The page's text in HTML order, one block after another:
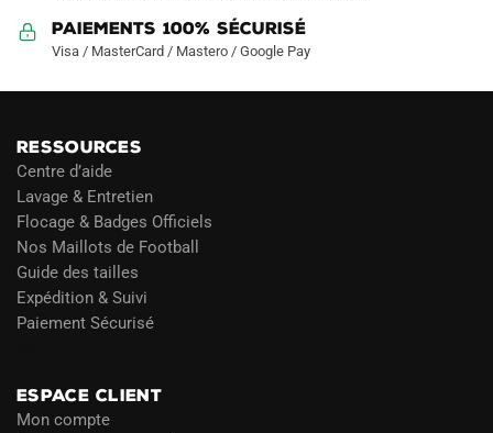
Paiements 100% Sécurisé
Visa / MasterCard / Mastero / Google Pay
RESSOURCES
Centre d’aide
Lavage & Entretien
Flocage & Badges Officiels
Nos Maillots de Football
Guide des tailles
Expédition & Suivi
Paiement Sécurisé
ESPACE CLIENT
Mon compte